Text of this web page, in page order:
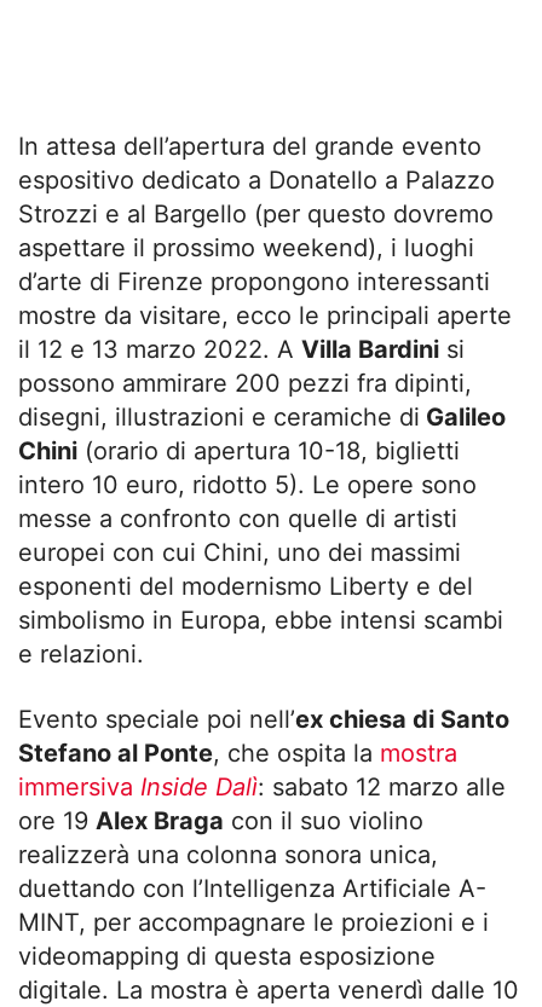
In attesa dell’apertura del grande evento
espositivo dedicato a Donatello a Palazzo
Strozzi e al Bargello (per questo dovremo
aspettare il prossimo weekend), i luoghi
d’arte di Firenze propongono interessanti
mostre da visitare, ecco le principali aperte
il 12 e 13 marzo 2022. A Villa Bardini si
possono ammirare 200 pezzi fra dipinti,
disegni, illustrazioni e ceramiche di Galileo
Chini (orario di apertura 10-18, biglietti
intero 10 euro, ridotto 5). Le opere sono
messe a confronto con quelle di artisti
europei con cui Chini, uno dei massimi
esponenti del modernismo Liberty e del
simbolismo in Europa, ebbe intensi scambi
e relazioni.
Evento speciale poi nell’ex chiesa di Santo
Stefano al Ponte, che ospita la mostra
immersiva Inside Dalì: sabato 12 marzo alle
ore 19 Alex Braga con il suo violino
realizzerà una colonna sonora unica,
duettando con l’Intelligenza Artificiale A-
MINT, per accompagnare le proiezioni e i
videomapping di questa esposizione
digitale. La mostra è aperta venerdì dalle 10